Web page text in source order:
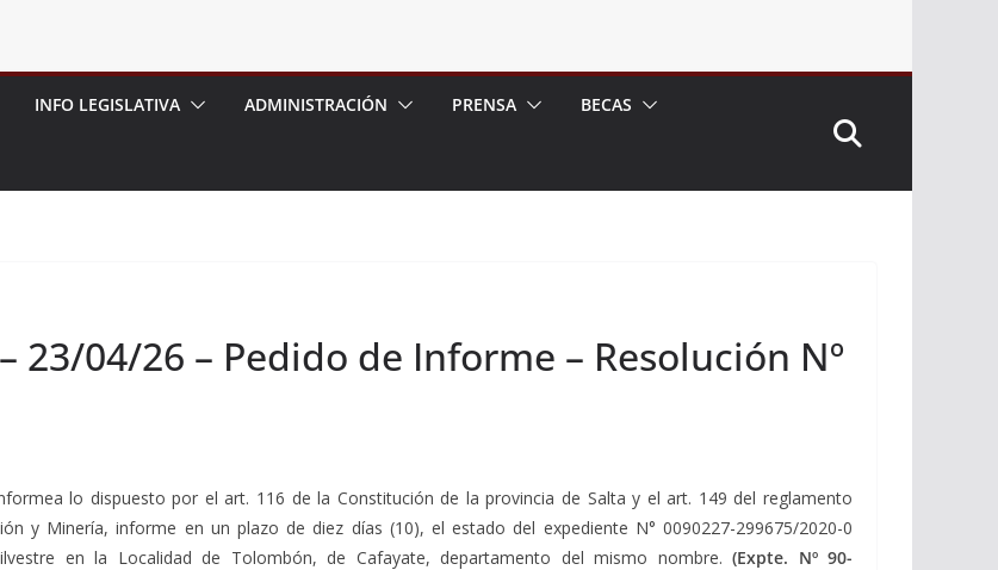
INFO LEGISLATIVA ADMINISTRACIÓN PRENSA BECAS
23/04/26 – Pedido de Informe – Resolución Nº
lo dispuesto por el art. 116 de la Constitución de la provincia de Salta y el art. 149 del reglamento
y Minería, informe en un plazo de diez días (10), el estado del expediente N° 0090227-299675/2020-0
en la Localidad de Tolombón, de Cafayate, departamento del mismo nombre.(Expte. Nº 90-